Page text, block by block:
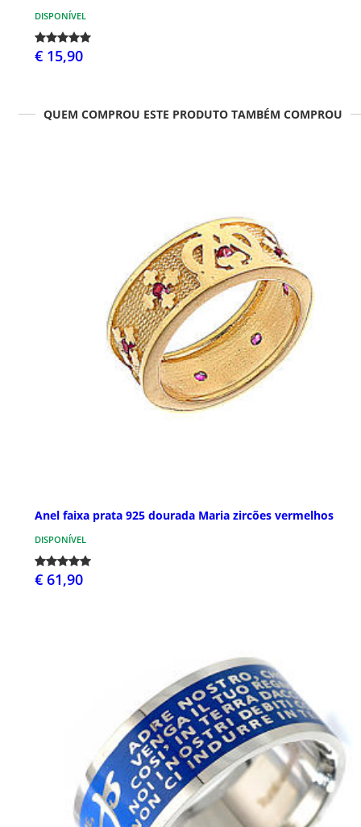
DISPONÍVEL
€ 15,90
QUEM COMPROU ESTE PRODUTO TAMBÉM COMPROU
Anel faixa prata 925 dourada Maria zircões vermelhos
DISPONÍVEL
€ 61,90